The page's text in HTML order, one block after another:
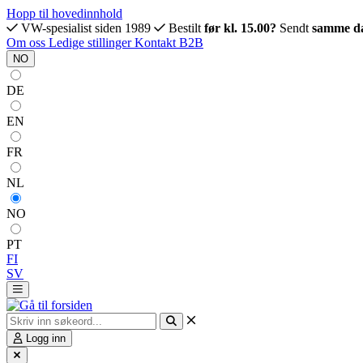
Hopp til hovedinnhold
VW-spesialist siden 1989
Bestilt før kl. 15.00? Sendt samme
Om oss Ledige stillingerKontakt B2B
NO
DE
EN
FR
NL
NO
PT
FI
SV
Logg inn